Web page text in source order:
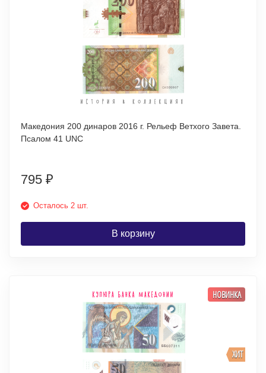
Македония 200 динаров 2016 г. Рельеф Ветхого Завета.
Псалом 41 UNC
795 ₽
Осталось 2 шт.
В корзину
ХИТ
НОВИНКА